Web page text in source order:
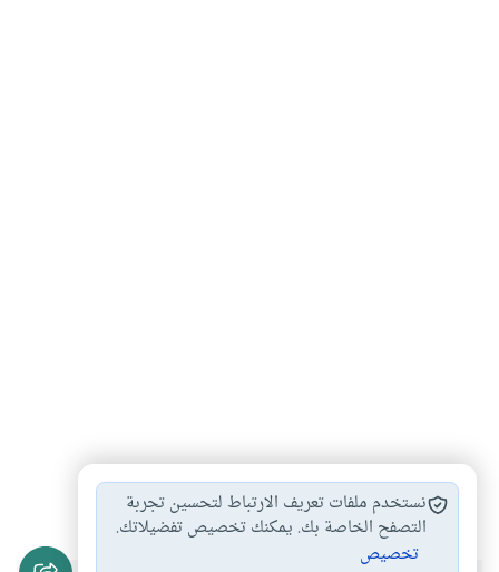
الخير #الإحسان # الشر
نستخدم ملفات تعريف الارتباط لتحسين تجربة
التصفح الخاصة بك. يمكنك تخصيص تفضيلاتك.
تخصيص